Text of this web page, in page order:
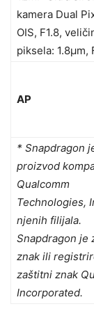
kamera Dual
OIS, F1.8,
piksela: 1.8μm,
AP
* Snapdragon
proizvod
Qualcomm
Technologies,
njenih filijala.
Snapdragon je
znak ili
zaštitni znak
Incorporated.